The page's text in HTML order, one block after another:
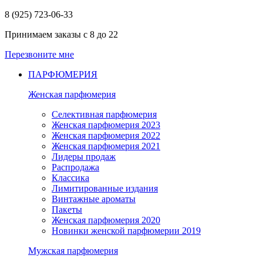
8 (925) 723-06-33
Принимаем заказы с 8 до 22
Перезвоните мне
ПАРФЮМЕРИЯ
Женская парфюмерия
Селективная парфюмерия
Женская парфюмерия 2023
Женская парфюмерия 2022
Женская парфюмерия 2021
Лидеры продаж
Распродажа
Классика
Лимитированные издания
Винтажные ароматы
Пакеты
Женская парфюмерия 2020
Новинки женской парфюмерии 2019
Мужская парфюмерия